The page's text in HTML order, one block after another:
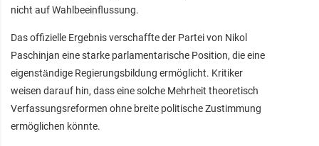
nicht auf Wahlbeeinflussung.
Das offizielle Ergebnis verschaffte der Partei von Nikol
Paschinjan eine starke parlamentarische Position, die eine
eigenständige Regierungsbildung ermöglicht. Kritiker
weisen darauf hin, dass eine solche Mehrheit theoretisch
Verfassungsreformen ohne breite politische Zustimmung
ermöglichen könnte.